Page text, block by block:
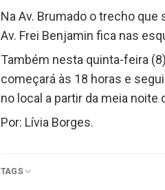
Na Av. Brumado o trecho
Av. Frei Benjamin fica nas
Também nesta quinta-feira
começará às 18 horas e
no local a partir da meia noite
Por: Lívia Borges.
TAGS